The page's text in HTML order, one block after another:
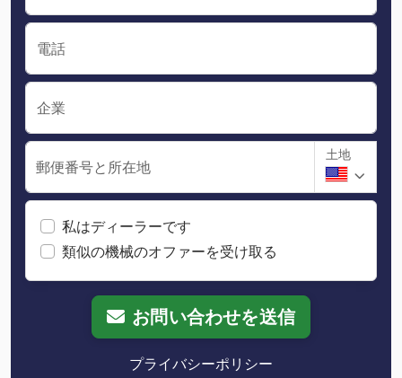
電話
企業
郵便番号と所在地
土地
私はディーラーです
類似の機械のオファーを受け取る
お問い合わせを送信
プライバシーポリシー